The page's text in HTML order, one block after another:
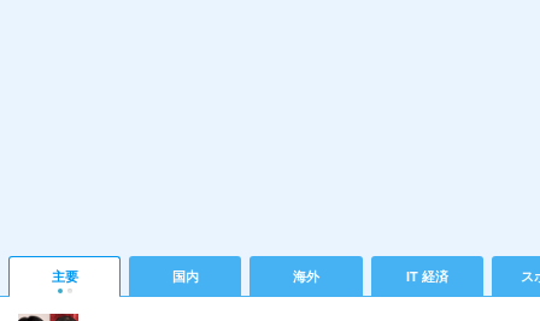
主要 国内 海外 IT 経済 ス